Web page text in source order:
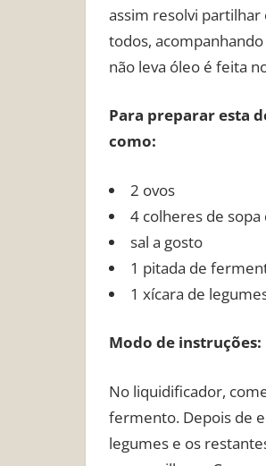
assim resolvi partilhar
todos,
não leva óleo é feita
Para preparar esta
como:
2 ovos
4 colheres de
sal a gosto
1 pitada de
1 xícara de
Modo de instruções:
No liquidificador,
fermento. Depois de
legumes e os